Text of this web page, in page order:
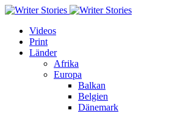
Videos
Print
Länder
Afrika
Europa
Balkan
Belgien
Dänemark